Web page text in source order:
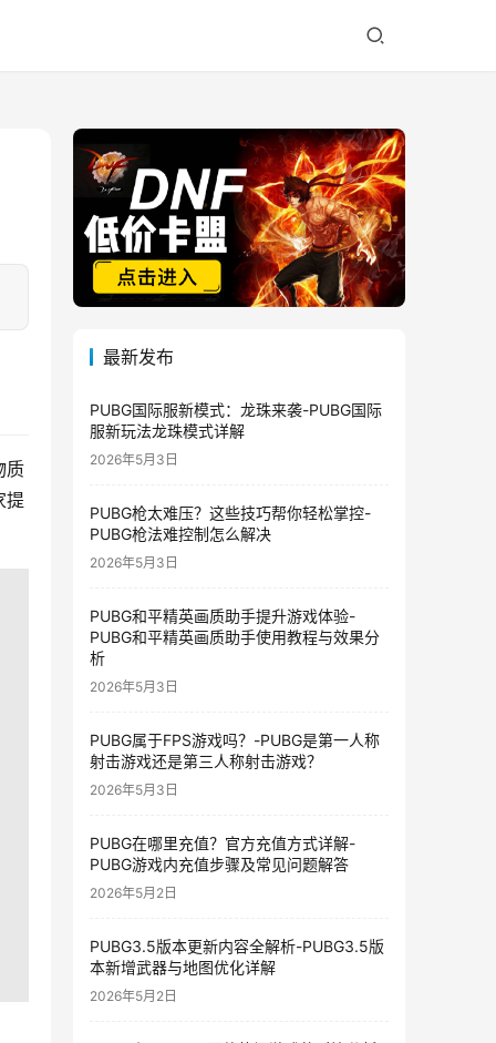
质
提
最新发布
PUBG国际服新模式：龙珠来袭-PUBG国际
服新玩法龙珠模式详解
2026年5月3日
PUBG枪太难压？这些技巧帮你轻松掌控-
PUBG枪法难控制怎么解决
2026年5月3日
PUBG和平精英画质助手提升游戏体验-
PUBG和平精英画质助手使用教程与效果分
析
2026年5月3日
PUBG属于FPS游戏吗？-PUBG是第一人称
射击游戏还是第三人称射击游戏？
2026年5月3日
PUBG在哪里充值？官方充值方式详解-
PUBG游戏内充值步骤及常见问题解答
2026年5月2日
PUBG3.5版本更新内容全解析-PUBG3.5版
本新增武器与地图优化详解
2026年5月2日